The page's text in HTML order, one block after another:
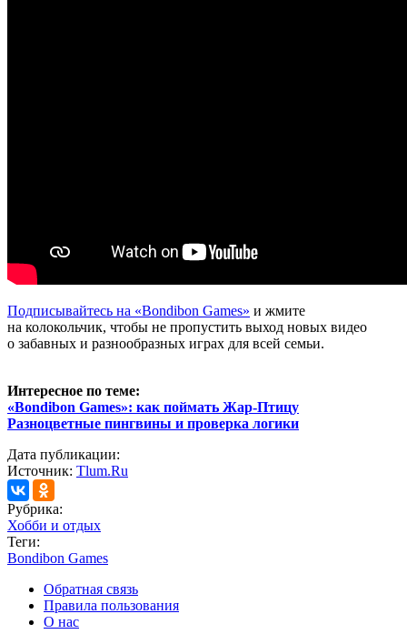
Подписывайтесь на «Bondibon Games» и жмите
на колокольчик, чтобы не пропустить выход новых видео
о забавных и разнообразных играх для всей семьи.
Интересное по теме:
«Bondibon Games»: как поймать Жар-Птицу
Разноцветные пингвины и проверка логики
Дата публикации:
Источник: Tlum.Ru
Рубрика:
Хобби и отдых
Теги:
Bondibon Games
Обратная связь
Правила пользования
О нас